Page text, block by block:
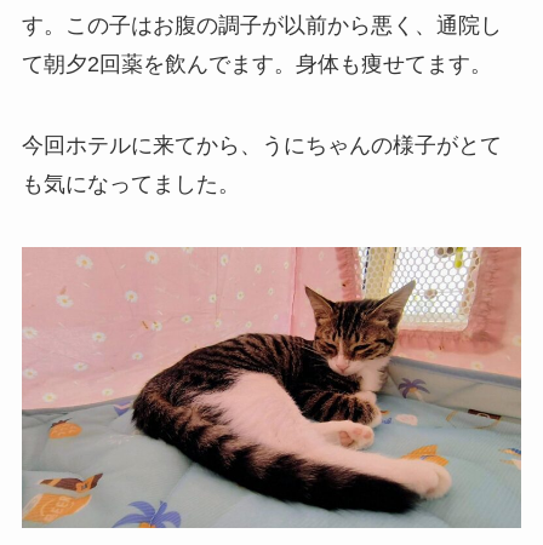
す。この子はお腹の調子が以前から悪く、通院し
て朝夕2回薬を飲んでます。身体も痩せてます。
今回ホテルに来てから、うにちゃんの様子がとて
も気になってました。